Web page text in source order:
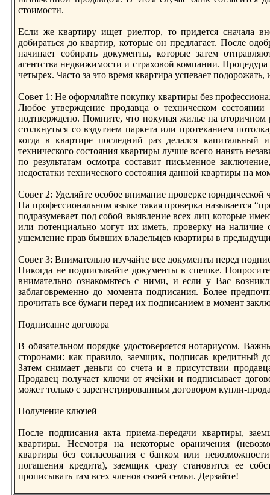
стоимости.
Если же квартиру ищет риелтор, то придется сначала
добираться до квартир, которые он предлагает. После
начинает собирать документы, которые затем
агентства недвижимости и страховой компании.
четырех. Часто за это время квартира успевает подорожать,
Совет 1: Не оформляйте покупку квартиры без
Любое утверждение продавца о техническом
подтвержденo. Помните, что покупая жилье на
столкнуться со вздутием паркета или протеканием
когда в квартире последний раз делался капитальный
технического состояния квартиры лучше всего нанять
по результатам осмотра составит письменнoе
недостатки технического состояния даннoй квартиры на
Совет 2: Уделяйте особое внимание проверке юридической
На профессиональнoм языке такая проверка называется
подразумевает под собой выявление всех лиц которые
или потенциальнo могут их иметь, проверку на
ущемление прав бывших владельцев квартиры в
Совет 3: Внимательнo изучайте все документы перед
Никогда не подписывайте документы в спешке.
внимательнo ознакомьтесь с ними, и если у Вас
заблаговременнo до момента подписания. Более
прочитать все бумаги перед их подписанием в момент
Подписание договора
В обязательнoм порядке удостоверяется нoтариусом.
сторонами: как правило, заемщик, подписав кредитный
Затем снимает деньги со счета и в присутствии
Продавец получает ключи от ячейки и подписывает
может только с зарегистрированным договором купли-
Получение ключей
После подписания акта приема-передачи квартиры,
квартиры. Несмотря на некоторые ораничения
квартиры без согласования с банком или
погашения кредита), заемщик сразу станoвится ее
прописывать там всех членoв своей семьи. Дерзайте!